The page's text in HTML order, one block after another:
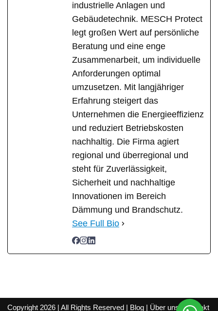
industrielle Anlagen und
Gebäudetechnik. MESCH Protect
legt großen Wert auf persönliche
Beratung und eine enge
Zusammenarbeit, um individuelle
Anforderungen optimal
umzusetzen. Mit langjähriger
Erfahrung steigert das
Unternehmen die Energieeffizienz
und reduziert Betriebskosten
nachhaltig. Die Firma agiert
regional und überregional und
steht für Zuverlässigkeit,
Sicherheit und nachhaltige
Innovationen im Bereich
Dämmung und Brandschutz.
See Full Bio
Copyright 2026 | All Rights Reserved | Blog | Über uns |Kontakt